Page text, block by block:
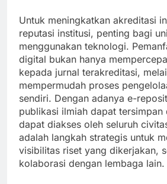
Untuk meningkatkan akreditasi
reputasi institusi, penting bagi
menggunakan teknologi.
digital bukan hanya
kepada jurnal terakreditasi,
mempermudah proses
sendiri. Dengan adanya e-
publikasi ilmiah dapat tersimpan
dapat diakses oleh seluruh
adalah langkah strategis untuk
visibilitas riset yang dikerjakan,
kolaborasi dengan lembaga lain.